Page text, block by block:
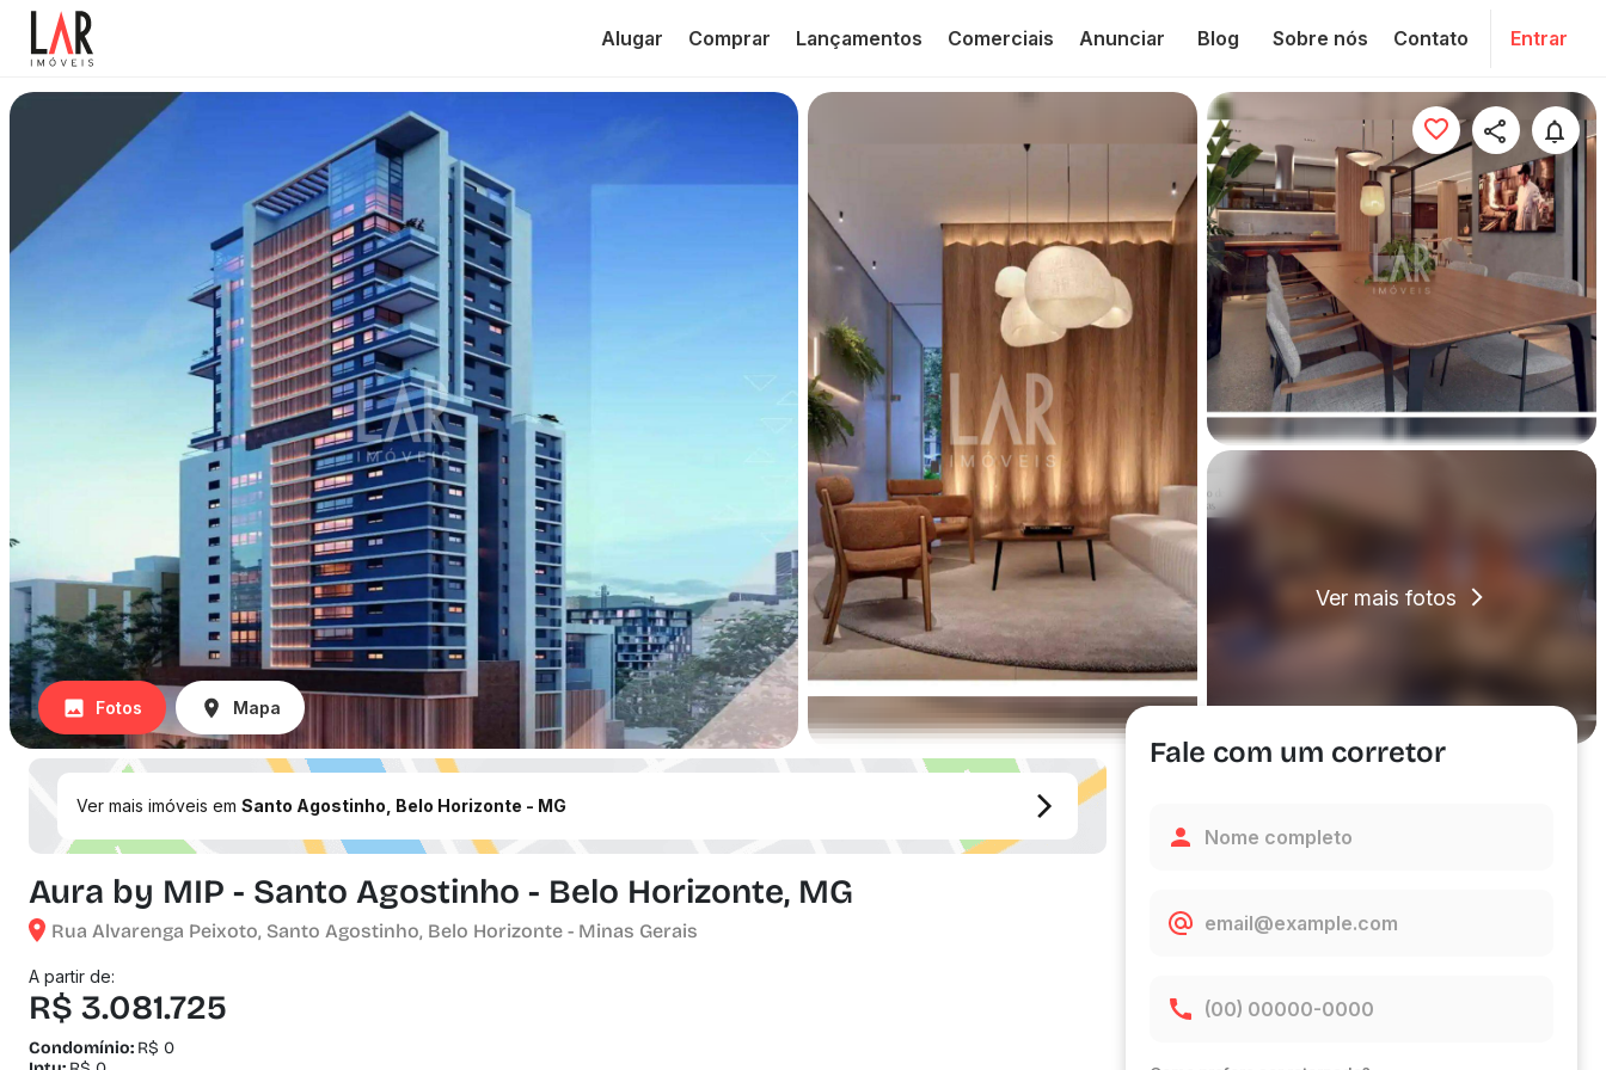
Alugar Comprar Lançamentos Comerciais Anunciar Blog Sobre nós Contato Entrar
Ver mais fotos
Fotos Mapa
Ver mais imóveis em Santo Agostinho, Belo Horizonte - MG
Aura by MIP - Santo Agostinho - Belo Horizonte, MG
Rua Alvarenga Peixoto, Santo Agostinho, Belo Horizonte - Minas Gerais
A partir de:
R$ 3.081.725
Condomínio: R$ 0
Fale com um corretor